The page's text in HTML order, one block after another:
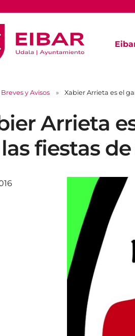
Breves y Avisos Xabier Arrieta es el
Arrieta
fiestas